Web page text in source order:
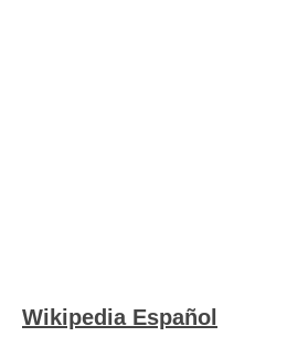
Wikipedia Español